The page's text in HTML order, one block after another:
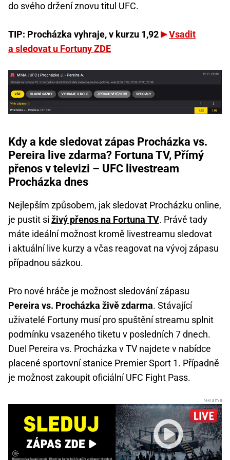
do svého držení znovu titul UFC.
TIP: Procházka vyhraje, v kurzu 1,92
Vsadit
a sledovat u Fortuny ZDE
Kdy a kde sledovat zápas Procházka vs.
Pereira live zdarma? Fortuna TV, Přímý
přenos v televizi – UFC livestream
Procházka dnes
Nejlepším způsobem, jak sledovat Procházku online,
je pustit si živý přenos na Fortuna TV. Právě tady
máte ideální možnost kromě livestreamu sledovat
i aktuální live kurzy a včas reagovat na vývoj zápasu
případnou sázkou.
Pro nové hráče je možnost sledování zápasu
Pereira vs. Procházka živě zdarma. Stávající
uživatelé Fortuny musí pro spuštění streamu splnit
podmínku vsazeného tiketu v posledních 7 dnech.
Duel Pereira vs. Procházka v TV najdete v nabídce
placené sportovní stanice Premier Sport 1. Případně
je možnost zakoupit oficiální UFC Fight Pass.